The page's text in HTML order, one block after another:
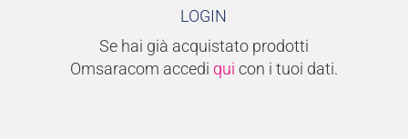
LOGIN
Se hai già acquistato prodotti
Omsaracom accedi qui con i tuoi dati.